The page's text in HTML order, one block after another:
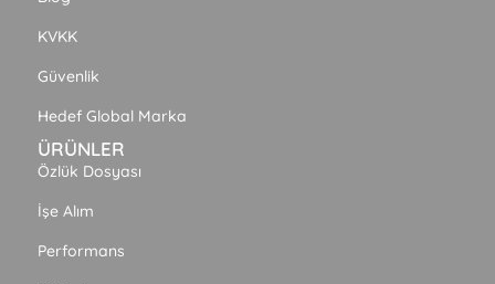
KVKK
Güvenlik
Hedef Global Marka
ÜRÜNLER
Özlük Dosyası
İşe Alım
Performans